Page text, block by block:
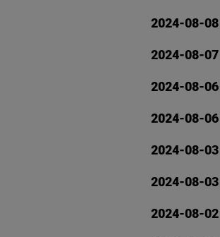
2024-08-
2024-08-07
2024-08-06
2024-08-06
2024-08-
2024-08-03
2024-08-02